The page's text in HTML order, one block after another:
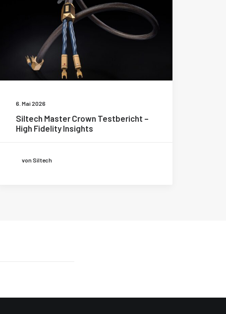
6. Mai 2026
Siltech Master Crown Testbericht –
High Fidelity Insights
von Siltech